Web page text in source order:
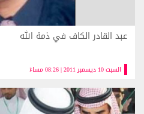
السبت 10 ديسمبر 2011 | 08:26 مساءً
عبد القادر الكاف في ذمة الله